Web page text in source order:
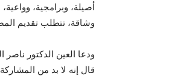
أصيلة، وبرامجية،
وشاقة، تتطلب تقديم
ودعا العين الدكتور
قال إنه لا بد من